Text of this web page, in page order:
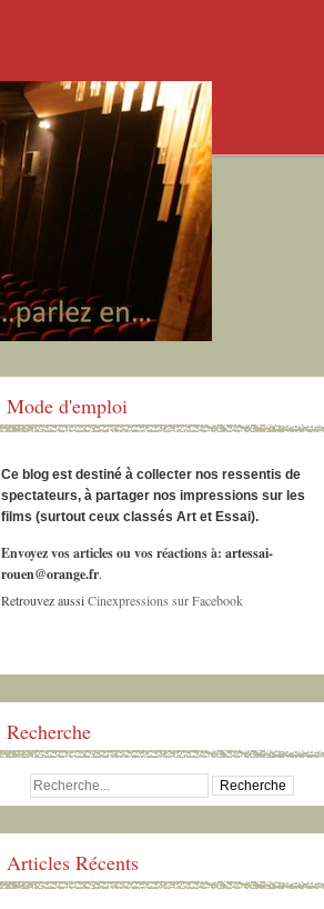
Mode d'emploi
Ce blog est destiné à collecter nos ressentis de
spectateurs, à partager nos impressions sur les
films (surtout ceux classés Art et Essai).
Envoyez vos articles ou vos réactions à: artessai-
rouen@orange.fr.
Retrouvez aussiCinexpressions sur Facebook
Recherche
Articles Récents